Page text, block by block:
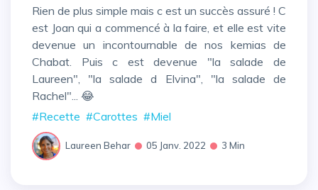
Rien de plus simple mais c est un succès assuré ! C
est Joan qui a commencé à la faire, et elle est vite
devenue un incontournable de nos kemias de
Chabat. Puis c est devenue "la salade de
Laureen", "la salade d Elvina", "la salade de
Rachel"... 😂
#Recette #Carottes #Miel
Laureen Behar 05 Janv. 2022 3 Min